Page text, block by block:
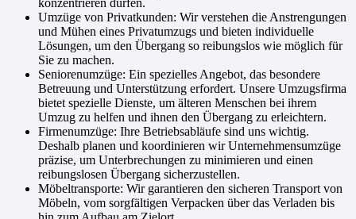
konzentrieren dürfen.
Umzüge von Privatkunden: Wir verstehen die Anstrengungen
und Mühen eines Privatumzugs und bieten individuelle
Lösungen, um den Übergang so reibungslos wie möglich für
Sie zu machen.
Seniorenumzüge: Ein spezielles Angebot, das besondere
Betreuung und Unterstützung erfordert. Unsere Umzugsfirma
bietet spezielle Dienste, um älteren Menschen bei ihrem
Umzug zu helfen und ihnen den Übergang zu erleichtern.
Firmenumzüge: Ihre Betriebsabläufe sind uns wichtig.
Deshalb planen und koordinieren wir Unternehmensumzüge
präzise, um Unterbrechungen zu minimieren und einen
reibungslosen Übergang sicherzustellen.
Möbeltransporte: Wir garantieren den sicheren Transport von
Möbeln, vom sorgfältigen Verpacken über das Verladen bis